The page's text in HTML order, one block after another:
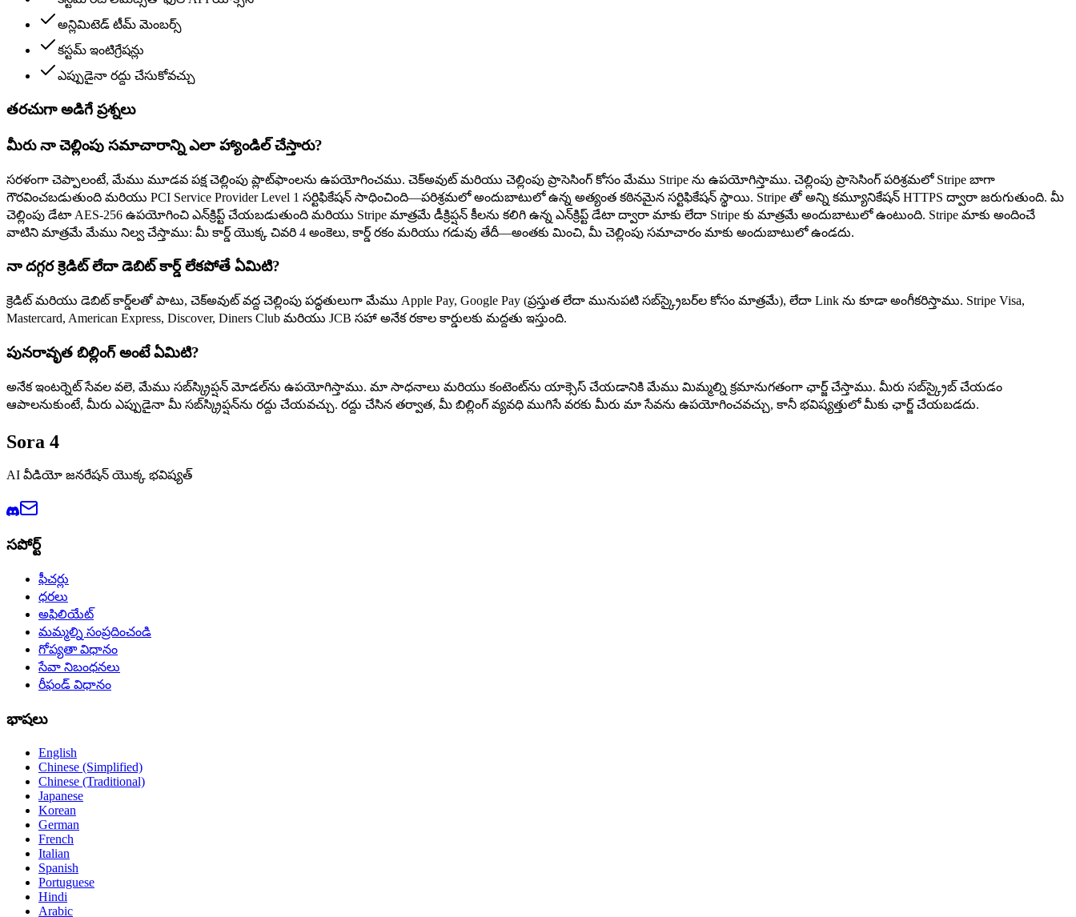
అన్లిమిటెడ్ టీమ్ మెంబర్స్
కస్టమ్ ఇంటిగ్రేషన్లు
ఎప్పుడైనా రద్దు చేసుకోవచ్చు
తరచుగా అడిగే ప్రశ్నలు
మీరు నా చెల్లింపు సమాచారాన్ని ఎలా హ్యాండిల్ చేస్తారు?
సరళంగా చెప్పాలంటే, మేము మూడవ పక్ష చెల్లింపు ప్లాట్‌ఫాంలను ఉపయోగించము. చెక్అవుట్ మరియు చెల్లింపు ప్రాసెసింగ్ కోసం మేము Stripe ను ఉపయోగిస్తాము. చెల్లింపు ప్రాసెసింగ్ పరిశ్రమలో Stripe బాగా
గౌరవించబడుతుంది మరియు PCI Service Provider Level 1 సర్టిఫికేషన్ సాధించింది—పరిశ్రమలో అందుబాటులో ఉన్న అత్యంత కఠినమైన సర్టిఫికేషన్ స్థాయి. Stripe తో అన్ని కమ్యూనికేషన్ HTTPS ద్వారా జరుగుతుంది. మీ
చెల్లింపు డేటా AES-256 ఉపయోగించి ఎన్‌క్రిప్ట్ చేయబడుతుంది మరియు Stripe మాత్రమే డీక్రిప్షన్ కీలను కలిగి ఉన్న ఎన్‌క్రిప్ట్ డేటా ద్వారా మాకు లేదా Stripe కు మాత్రమే అందుబాటులో ఉంటుంది. Stripe మాకు అందించే
వాటిని మాత్రమే మేము నిల్వ చేస్తాము: మీ కార్డ్ యొక్క చివరి 4 అంకెలు, కార్డ్ రకం మరియు గడువు తేదీ—అంతకు మించి, మీ చెల్లింపు సమాచారం మాకు అందుబాటులో ఉండదు.
నా దగ్గర క్రెడిట్ లేదా డెబిట్ కార్డ్ లేకపోతే ఏమిటి?
క్రెడిట్ మరియు డెబిట్ కార్డ్‌లతో పాటు, చెక్అవుట్ వద్ద చెల్లింపు పద్ధతులుగా మేము Apple Pay, Google Pay (ప్రస్తుత లేదా మునుపటి సబ్‌స్క్రైబర్‌ల కోసం మాత్రమే), లేదా Link ను కూడా అంగీకరిస్తాము. Stripe Visa,
Mastercard, American Express, Discover, Diners Club మరియు JCB సహా అనేక రకాల కార్డులకు మద్దతు ఇస్తుంది.
పునరావృత బిల్లింగ్ అంటే ఏమిటి?
అనేక ఇంటర్నెట్ సేవల వలె, మేము సబ్‌స్క్రిప్షన్ మోడల్‌ను ఉపయోగిస్తాము. మా సాధనాలు మరియు కంటెంట్‌ను యాక్సెస్ చేయడానికి మేము మిమ్మల్ని క్రమానుగతంగా ఛార్జ్ చేస్తాము. మీరు సబ్‌స్క్రైబ్ చేయడం
ఆపాలనుకుంటే, మీరు ఎప్పుడైనా మీ సబ్‌స్క్రిప్షన్‌ను రద్దు చేయవచ్చు. రద్దు చేసిన తర్వాత, మీ బిల్లింగ్ వ్యవధి ముగిసే వరకు మీరు మా సేవను ఉపయోగించవచ్చు, కానీ భవిష్యత్తులో మీకు ఛార్జ్ చేయబడదు.
Sora 4
AI వీడియో జనరేషన్ యొక్క భవిష్యత్
సపోర్ట్
ఫీచర్లు
ధరలు
అఫిలియేట్
మమ్మల్ని సంప్రదించండి
గోప్యతా విధానం
సేవా నిబంధనలు
రీఫండ్ విధానం
భాషలు
English
Chinese (Simplified)
Chinese (Traditional)
Japanese
Korean
German
French
Italian
Spanish
Portuguese
Hindi
Arabic